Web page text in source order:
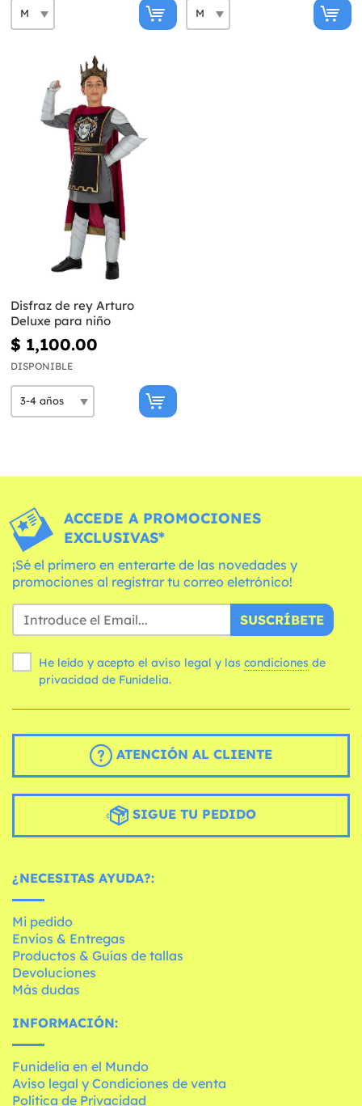
Disfraz de rey Arturo
Deluxe para niño
$ 1,100.00
DISPONIBLE
ACCEDE A PROMOCIONES
EXCLUSIVAS*
¡Sé el primero en enterarte de las novedades y
promociones al registrar tu correo eletrónico!
SUSCRÍBETE
He leído y acepto el aviso legal y las condiciones
privacidad de Funidelia.
ATENCIÓN AL CLIENTE
SIGUE TU PEDIDO
¿NECESITAS AYUDA?:
Mi pedido
Envíos & Entregas
Productos & Guías de tallas
Devoluciones
Más dudas
INFORMACIÓN:
Funidelia en el Mundo
Aviso legal y Condiciones de venta
Política de Privacidad